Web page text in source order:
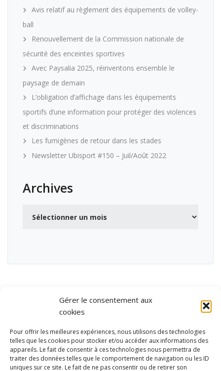
Gérer le consentement aux
cookies
Pour offrir les meilleures expériences, nous utilisons des technologies
telles que les cookies pour stocker et/ou accéder aux informations des
appareils. Le fait de consentir à ces technologies nous permettra de
traiter des données telles que le comportement de navigation ou les ID
uniques sur ce site. Le fait de ne pas consentir ou de retirer son
Avis relatif au règlement des équipements de volley-
ball
Renouvellement de la Commission nationale de
sécurité des enceintes sportives
Avec Paysalia 2025, réinventons ensemble le
paysage de demain
L’obligation d’affichage dans les équipements
sportifs d’une information pour protéger des violences
et discriminations
Les fumigènes de retour dans les stades
Newsletter Ubisport #150 – Juil/Août 2022
Archives